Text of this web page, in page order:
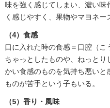
味を強く感じてしまい、濃い
く感じやすく、果物やマヨネー
（4）食感
口に入れた時の食感＝口腔（
ちゃっとしたものや、ねっと
かい食感のものを気持ち悪いと
ものが苦手という子もいる。
（5）香り・風味